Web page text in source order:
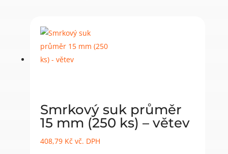
Smrkový suk průměr
15 mm (250 ks) – větev
408,79 Kč vč. DPH